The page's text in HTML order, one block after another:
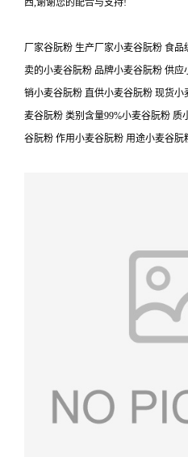
厂家谷朊粉 生产厂家小麦谷朊粉 食
卖的小麦谷朊粉 品牌小麦谷朊粉 供
销小麦谷朊粉 直供小麦谷朊粉 现货
麦谷朊粉 类别含量99%小麦谷朊粉
谷朊粉 作用小麦谷朊粉 用途小麦谷